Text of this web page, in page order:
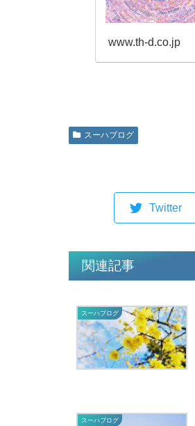
www.th-d.co.jp
スーハブログ
Twitter
関連記事
スーハブログ
スーハブログ